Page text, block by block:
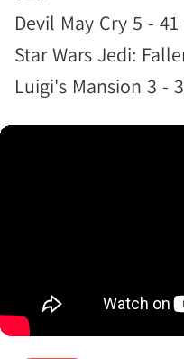
Devil May Cry 5 -
Star Wars Jedi:
Luigi's Mansion 3 -